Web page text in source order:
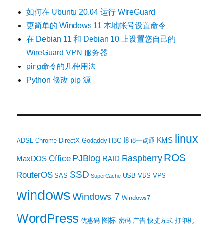
如何在 Ubuntu 20.04 运行 WireGuard
更简单的 Windows 11 本地帐号设置命令
在 Debian 11 和 Debian 10 上设置您自己的
WireGuard VPN 服务器
ping命令的几种用法
Python 修改 pip 源
ADSL Chrome DirectX Godaddy H3C I8 i8一点通 KMS linux
MaxDOS Office PJBlog RAID Raspberry ROS
RouterOS SAS SSD SuperCache USB VBS VPS
windows Windows 7 Windows7
WordPress 优惠码 图标 密码 广告 快捷方式 打印机